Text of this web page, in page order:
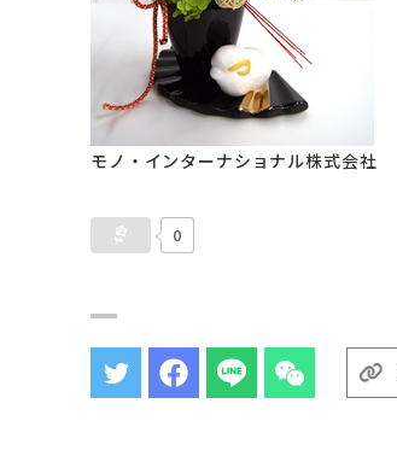
モノ・インターナショナル株式会社
0